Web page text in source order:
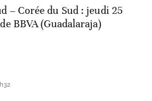
– Corée du Sud : jeudi 25
BBVA (Guadalaraja)